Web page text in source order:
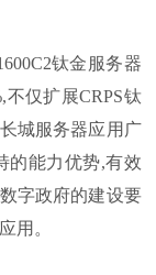
钛金服务器
仅扩展CRPS钛
城服务器应用广
的能力优势,有效
字政府的建设要
用。